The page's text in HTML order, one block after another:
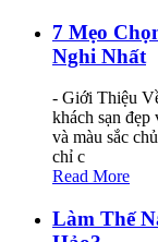
7 Mẹo
Nghi Nhất
- Giới Thiệu
khách sạn
và màu sắc
chỉ c
Read More
Làm Thế